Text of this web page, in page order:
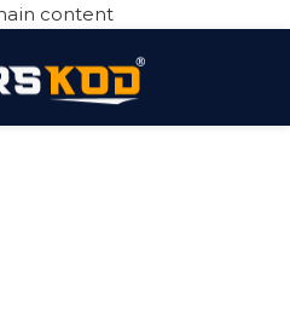
content